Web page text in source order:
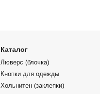
Каталог
Люверс (блочка)
Кнопки для одежды
Хольнитен (заклепки)